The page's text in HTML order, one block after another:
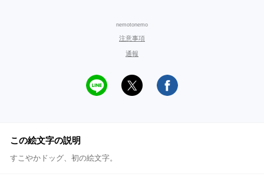
nemotonemo
注意事項
通報
この絵文字の説明
すこやかドッグ、初の絵文字。